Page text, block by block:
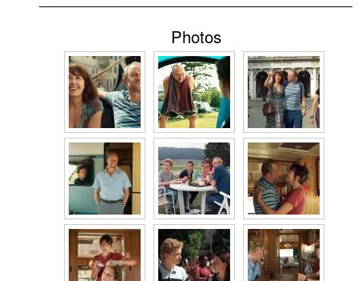
Photos